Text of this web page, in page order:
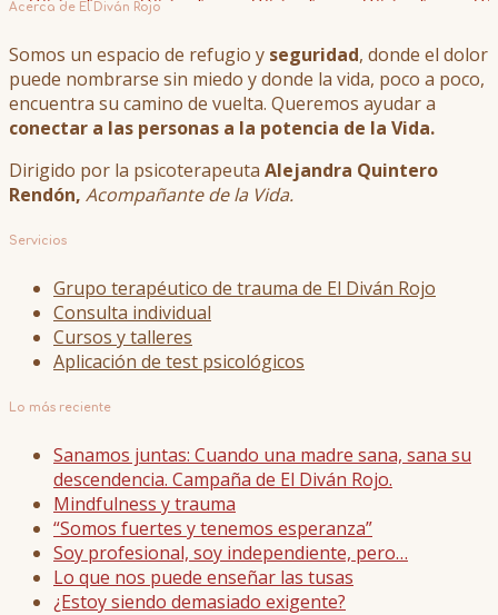
Acerca de El Diván Rojo
Somos un espacio de refugio y seguridad, donde el dolor
puede nombrarse sin miedo y donde la vida, poco a poco,
encuentra su camino de vuelta. Queremos ayudar a
conectar a las personas a la potencia de la Vida.
Dirigido por la psicoterapeuta Alejandra Quintero
Rendón, Acompañante de la Vida.
Servicios
Grupo terapéutico de trauma de El Diván Rojo
Consulta individual
Cursos y talleres
Aplicación de test psicológicos
Lo más reciente
Sanamos juntas: Cuando una madre sana, sana su
descendencia. Campaña de El Diván Rojo.
Mindfulness y trauma
“Somos fuertes y tenemos esperanza”
Soy profesional, soy independiente, pero…
Lo que nos puede enseñar las tusas
¿Estoy siendo demasiado exigente?